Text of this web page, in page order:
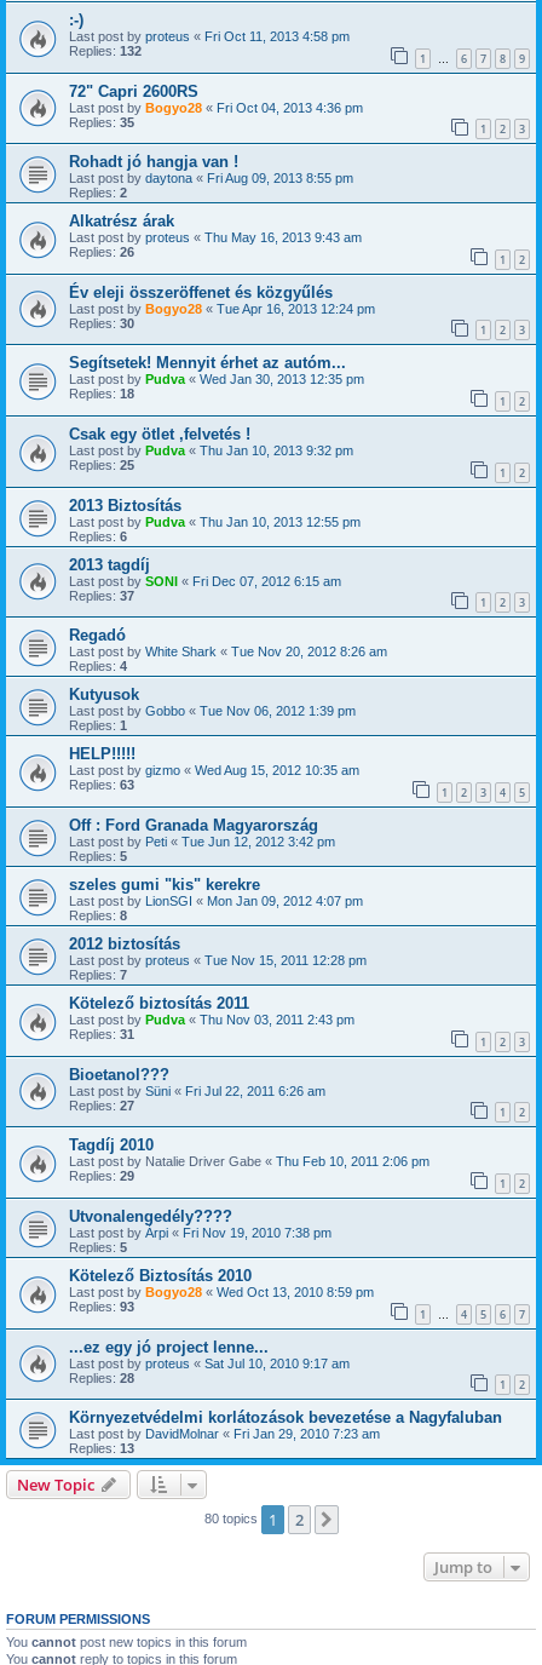
:-)
Last post by proteus « Fri Oct 11, 2013 4:58 pm
Replies: 132 1 6 7 8 9
72" Capri 2600RS
Last post by Bogyo28 « Fri Oct 04, 2013 4:36 pm
Replies: 35 1 2 3
Rohadt jó hangja van !
Last post by daytona « Fri Aug 09, 2013 8:55 pm
Replies: 2
Alkatrész árak
Last post by proteus « Thu May 16, 2013 9:43 am
Replies: 26 1 2
Év eleji összeröffenet és közgyűlés
Last post by Bogyo28 « Tue Apr 16, 2013 12:24 pm
Replies: 30 1 2 3
Segítsetek! Mennyit érhet az autóm...
Last post by Pudva« Wed Jan 30, 2013 12:35 pm
Replies: 18 1 2
Csak egy ötlet ,felvetés !
Last post by Pudva « Thu Jan 10, 2013 9:32 pm
Replies: 25 1 2
2013 Biztosítás
Last post by Pudva « Thu Jan 10, 2013 12:55 pm
Replies: 6
2013 tagdíj
Last post by SONI « Fri Dec 07, 2012 6:15 am
Replies: 37 1 2 3
Regadó
Last post by White Shark « Tue Nov 20, 2012 8:26 am
Replies: 4
Kutyusok
Last post by Gobbo « Tue Nov 06, 2012 1:39 pm
Replies: 1
HELP!!!!!
Last post by gizmo « Wed Aug 15, 2012 10:35 am
Replies: 63 1 2 3 4 5
Off : Ford Granada Magyarország
Last post by Peti « Tue Jun 12, 2012 3:42 pm
Replies: 5
szeles gumi "kis" kerekre
Last post by LionSGI « Mon Jan 09, 2012 4:07 pm
Replies: 8
2012 biztosítás
Last post by proteus « Tue Nov 15, 2011 12:28 pm
Replies: 7
Kötelező biztosítás 2011
Last post by Pudva « Thu Nov 03, 2011 2:43 pm
Replies: 31 1 2 3
Bioetanol???
Last post by Süni « Fri Jul 22, 2011 6:26 am
Replies: 27 1 2
Tagdíj 2010
Last post by Natalie Driver Gabe « Thu Feb 10, 2011 2:06 pm
Replies: 29 1 2
Utvonalengedély????
Last post by Árpi « Fri Nov 19, 2010 7:38 pm
Replies: 5
Kötelező Biztosítás 2010
Last post by Bogyo28 « Wed Oct 13, 2010 8:59 pm
Replies: 93 1 … 4 5 6 7
...ez egy jó project lenne...
Last post by proteus « Sat Jul 10, 2010 9:17 am
Replies: 28 1 2
Környezetvédelmi korlátozások bevezetése a Nagyfaluban
Last post by DavidMolnar « Fri Jan 29, 2010 7:23 am
Replies: 13
New Topic
80 topics 1 2
Jump to
FORUM PERMISSIONS
You cannot post new topics in this forum
You cannot reply to topics in this forum